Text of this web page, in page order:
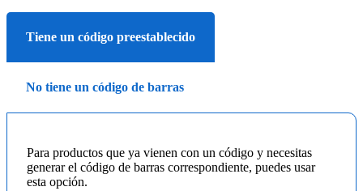
Tiene un código preestablecido
No tiene un código de barras
Para productos que ya vienen con un código y necesitas
generar el código de barras correspondiente, puedes usar
esta opción.